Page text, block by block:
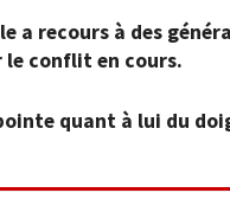
a recours à des
le conflit en cours.
quant à lui du